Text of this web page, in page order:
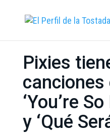
Pixies
canciones
‘You’re
y ‘Qué